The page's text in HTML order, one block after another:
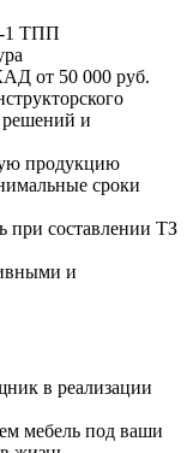
1 ТПП
от 50 000 руб.
решений и
продукцию
сроки
при составлении ТЗ
и
в реализации
мебель под ваши